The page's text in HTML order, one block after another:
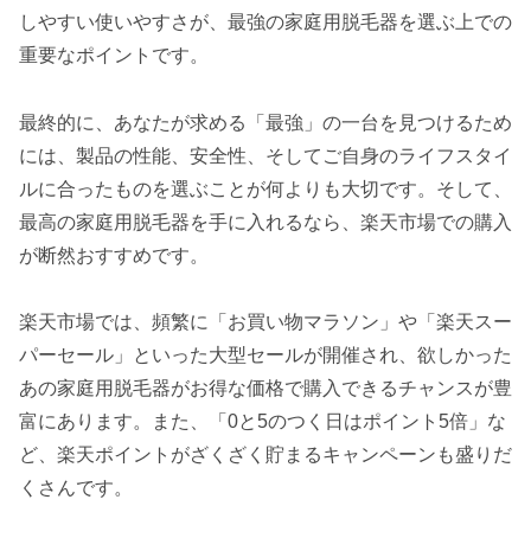
しやすい使いやすさが、最強の家庭用脱毛器を選ぶ上での
重要なポイントです。
最終的に、あなたが求める「最強」の一台を見つけるため
には、製品の性能、安全性、そしてご自身のライフスタイ
ルに合ったものを選ぶことが何よりも大切です。そして、
最高の家庭用脱毛器を手に入れるなら、楽天市場での購入
が断然おすすめです。
楽天市場では、頻繁に「お買い物マラソン」や「楽天スー
パーセール」といった大型セールが開催され、欲しかった
あの家庭用脱毛器がお得な価格で購入できるチャンスが豊
富にあります。また、「0と5のつく日はポイント5倍」な
ど、楽天ポイントがざくざく貯まるキャンペーンも盛りだ
くさんです。